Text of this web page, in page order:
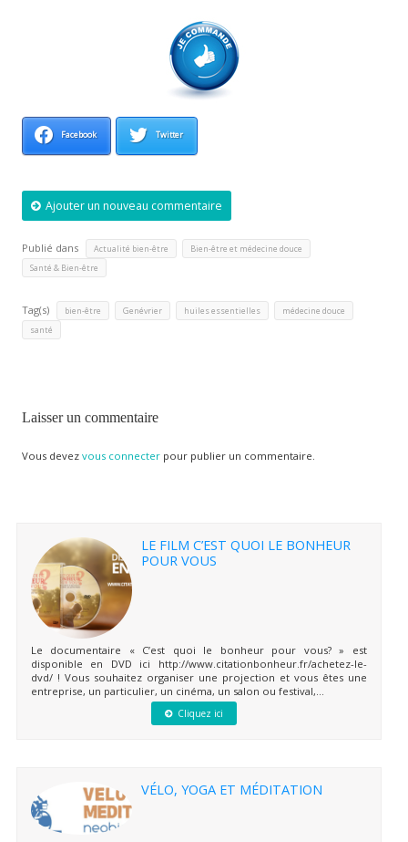
Facebook Twitter
Ajouter un nouveau commentaire
Publié dans Actualité bien-être Bien-être et médecine douce
Santé & Bien-être
Tag(s) bien-être Genévrier huiles essentielles médecine douce
santé
Laisser un commentaire
Vous devez vous connecterpour publier un commentaire.
LE FILM C’EST QUOI LE BONHEUR
POUR VOUS
Le documentaire « C’est quoi le bonheur pour vous? » est
disponible en DVD ici http://www.citationbonheur.fr/achetez-le-
dvd/ ! Vous souhaitez organiser une projection et vous êtes une
entreprise, un particulier, un cinéma, un salon ou festival,...
Cliquez ici
VÉLO, YOGA ET MÉDITATION